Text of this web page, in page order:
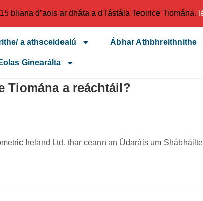
bliana d’aois ar dháta a dTástála Teoirice Tiomána.
a athsceidealú Ábhar Athbhreithnithe
Ginearálta
Tiomána a reáchtáil?
Ireland Ltd. thar ceann an Údaráis um